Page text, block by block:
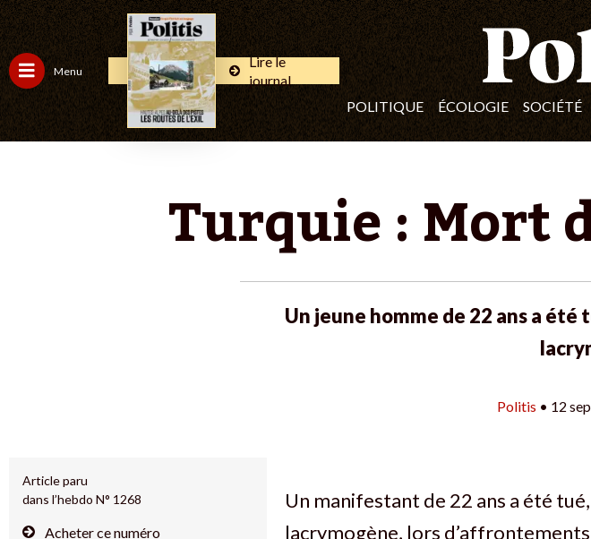
Menu
Lire le
journal
POLITIQUE
ÉCOLOGIE SOCIÉTÉ
Turquie : Mort
Un jeune homme de 22 ans a
Politis • 12
Article paru
dans l’hebdo N° 1268
Acheter ce numéro
Un manifestant de 22 ans a été
lacrymogène, lors